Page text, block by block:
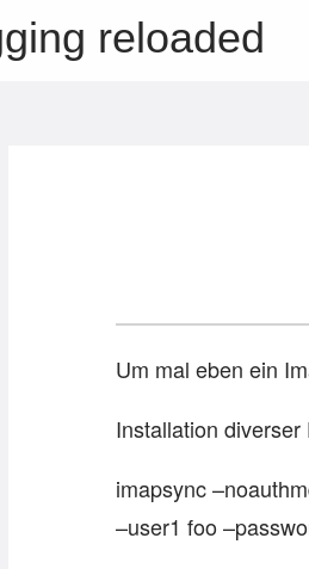
reloaded
Um mal eben ein
Installation diverser
imapsync
–user1 foo